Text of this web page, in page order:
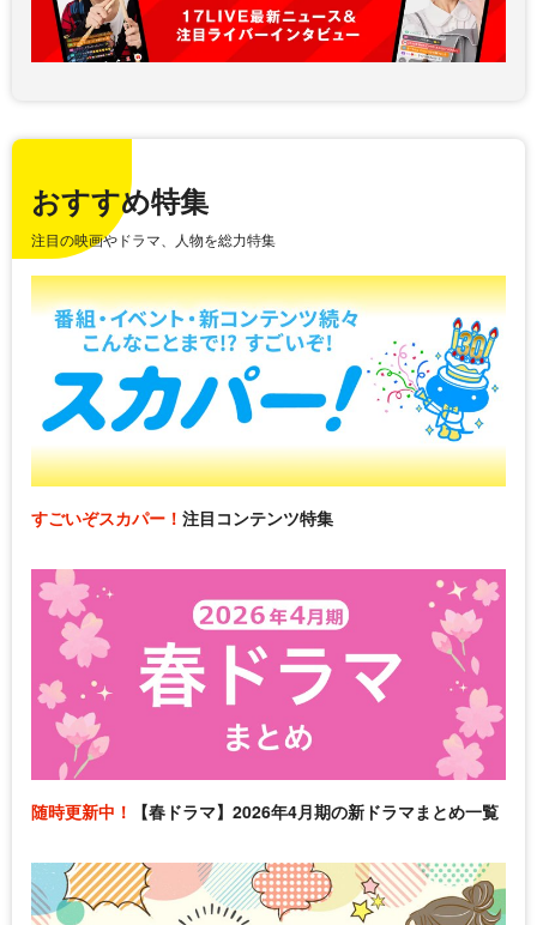
おすすめ特集
注目の映画やドラマ、人物を総力特集
すごいぞスカパー！ 注目コンテンツ特集
随時更新中！ 【春ドラマ】2026年4月期の新ドラマまとめ一覧